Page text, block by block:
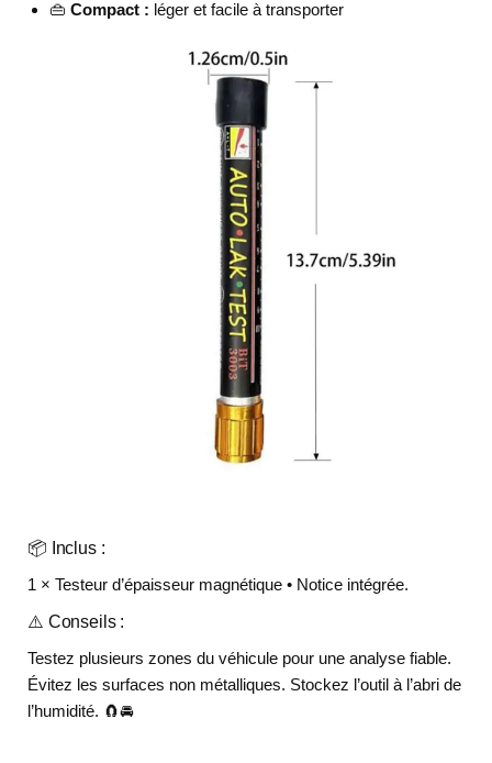
👜 Compact : léger et facile à transporter
📦 Inclus :
1 × Testeur d’épaisseur magnétique • Notice intégrée.
⚠️ Conseils :
Testez plusieurs zones du véhicule pour une analyse fiable.
Évitez les surfaces non métalliques. Stockez l’outil à l’abri de
l’humidité. 🧲🚘